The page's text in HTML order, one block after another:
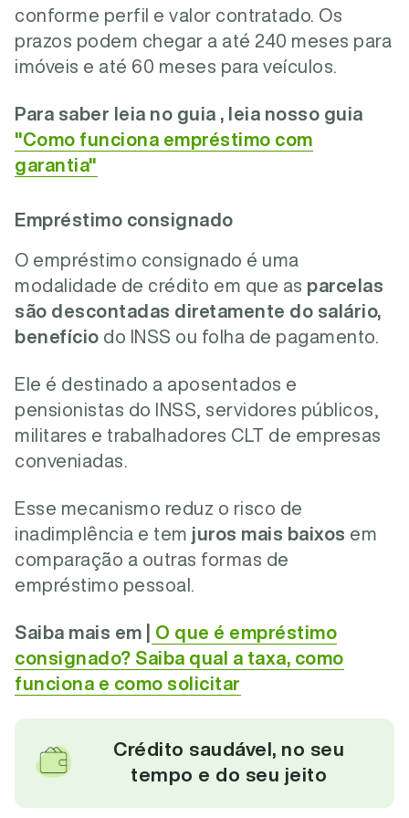
conforme perfil e valor contratado. Os
prazos podem chegar a até 240 meses para
imóveis e até 60 meses para veículos
Para saber leia no guia , leia nosso guia
"Como funciona empréstimo com
garantia"
Empréstimo consignado
O empréstimo consignado é uma
modalidade de crédito em que as parcelas
são descontadas diretamente do salário,
benefício do INSS ou folha de pagamento
Ele é destinado a aposentados e
pensionistas do INSS, servidores públicos,
militares e trabalhadores CLT de empresas
conveniadas.
Esse mecanismo reduz o risco de
inadimplência e tem juros mais baixos em
comparação a outras formas de
empréstimo pessoal.
Saiba mais em |
O que é empréstimo
consignado? Saiba qual a taxa, como
funciona e como solicitar
Crédito saudável, no seu
tempo e do seu jeito